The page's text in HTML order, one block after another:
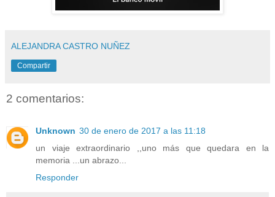
ALEJANDRA CASTRO NUÑEZ
Compartir
2 comentarios:
Unknown 30 de enero de 2017 a las 11:18
un viaje extraordinario ,,uno más que quedara en la
memoria ...un abrazo...
Responder